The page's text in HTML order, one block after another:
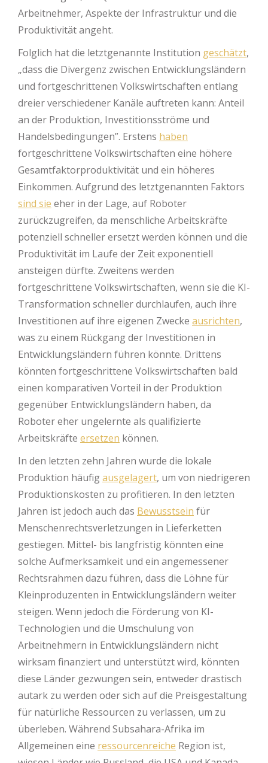
Arbeitnehmer, Aspekte der Infrastruktur und die
Produktivität angeht.
Folglich hat die letztgenannte Institution geschätzt,
„dass die Divergenz zwischen Entwicklungsländern
und fortgeschrittenen Volkswirtschaften entlang
dreier verschiedener Kanäle auftreten kann: Anteil
an der Produktion, Investitionsströme und
Handelsbedingungen”. Erstens haben
fortgeschrittene Volkswirtschaften eine höhere
Gesamtfaktorproduktivität und ein höheres
Einkommen. Aufgrund des letztgenannten Faktors
sind sie eher in der Lage, auf Roboter
zurückzugreifen, da menschliche Arbeitskräfte
potenziell schneller ersetzt werden können und die
Produktivität im Laufe der Zeit exponentiell
ansteigen dürfte. Zweitens werden
fortgeschrittene Volkswirtschaften, wenn sie die KI-
Transformation schneller durchlaufen, auch ihre
Investitionen auf ihre eigenen Zwecke ausrichten,
was zu einem Rückgang der Investitionen in
Entwicklungsländern führen könnte. Drittens
könnten fortgeschrittene Volkswirtschaften bald
einen komparativen Vorteil in der Produktion
gegenüber Entwicklungsländern haben, da
Roboter eher ungelernte als qualifizierte
Arbeitskräfte ersetzen können.
In den letzten zehn Jahren wurde die lokale
Produktion häufigausgelagert, um von niedrigeren
Produktionskosten zu profitieren. In den letzten
Jahren ist jedoch auch das Bewusstsein für
Menschenrechtsverletzungen in Lieferketten
gestiegen. Mittel- bis langfristig könnten eine
solche Aufmerksamkeit und ein angemessener
Rechtsrahmen dazu führen, dass die Löhne für
Kleinproduzenten in Entwicklungsländern weiter
steigen. Wenn jedoch die Förderung von KI-
Technologien und die Umschulung von
Arbeitnehmern in Entwicklungsländern nicht
wirksam finanziert und unterstützt wird, könnten
diese Länder gezwungen sein, entweder drastisch
autark zu werden oder sich auf die Preisgestaltung
für natürliche Ressourcen zu verlassen, um zu
überleben. Während Subsahara-Afrika im
Allgemeinen eine ressourcenreiche Region ist,